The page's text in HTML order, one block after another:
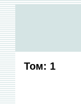
Том: 1